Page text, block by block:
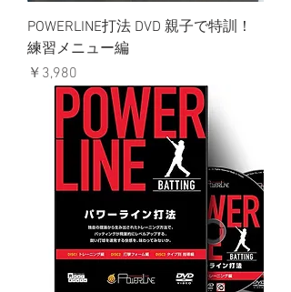
POWERLINE打法 DVD 親子で特訓！
練習メニュー編
価格
￥3,980